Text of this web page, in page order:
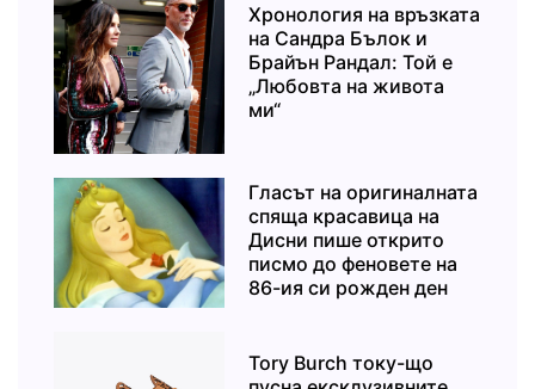
Хронология на връзката
на Сандра Бълок и
Брайън Рандал: Той е
„Любовта на живота
ми“
Гласът на оригиналната
спяща красавица на
Дисни пише открито
писмо до феновете на
86-ия си рожден ден
Tory Burch току-що